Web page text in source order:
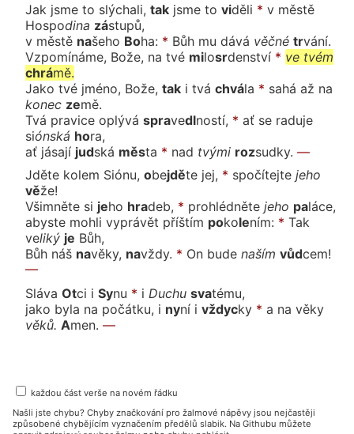
Jak jsme to slýchali, tak jsme to viděli * v městě
Hospodina zástupů,
v městě našeho Boha: * Bůh mu dává věčné trvání.
Vzpomínáme, Bože, na tvé milosrdenství * ve tvém
chrámě.
Jako tvé jméno, Bože, tak i tvá chvála * sahá až na
konec země.
Tvá pravice oplývá spravedlností, * ať se raduje
siónská hora,
ať jásají judská města * nad tvými rozsudky. —
Jděte kolem Siónu, obejděte jej, * spočítejte jeho
věže!
Všimněte si jeho hradeb, * prohlédněte jeho paláce,
abyste mohli vyprávět příštím pokolením: * Tak
veliký je Bůh,
Bůh náš navěky, navždy. * On bude naším vůdcem!
—
Sláva Otci i Synu * i Duchu svatému,
jako byla na počátku, i nyní i vždycky * a na věky
věků. Amen. —
každou část verše na novém řádku
Našli jste chybu? Chyby značkování pro žalmové nápěvy jsou nejčastěji
způsobené chybějícím vyznačením předělů slabik. Na Githubu můžete